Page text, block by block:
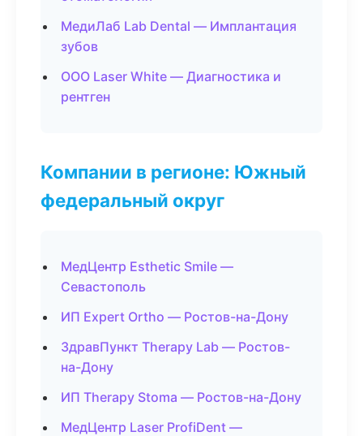
МедиЛаб Lab Dental — Имплантация
зубов
ООО Laser White — Диагностика и
рентген
Компании в регионе: Южный
федеральный округ
МедЦентр Esthetic Smile —
Севастополь
ИП Expert Ortho — Ростов-на-Дону
ЗдравПункт Therapy Lab — Ростов-
на-Дону
ИП Therapy Stoma — Ростов-на-Дону
МедЦентр Laser ProfiDent —